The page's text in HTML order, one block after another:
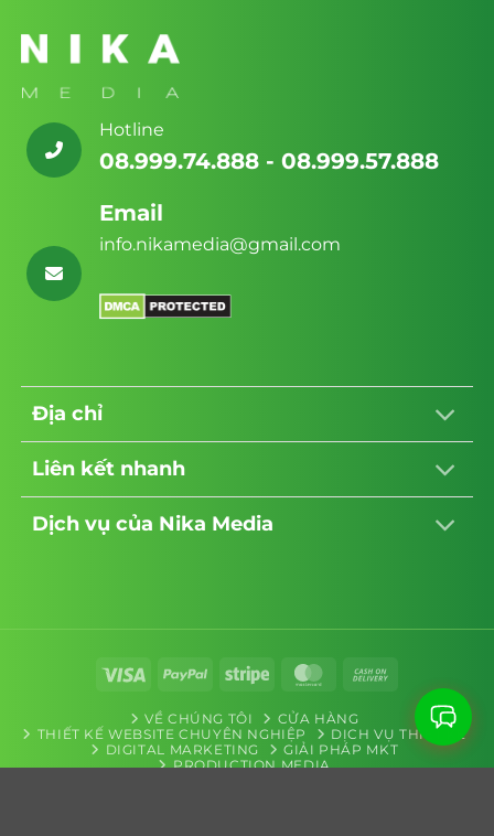
Hotline
08.999.74.888 - 08.999.57.888
Email
info.nikamedia@gmail.com
Địa chỉ
Liên kết nhanh
Dịch vụ của Nika Media
Visa PayPal Stripe MasterCard
Delivery
VỀ CHÚNG TÔI
CỬA HÀNG
THIẾT KẾ WEBSITE CHUYÊN NGHIỆP
DỊCH VỤ THIẾT KẾ
DIGITAL MARKETING
GIẢI PHÁP MKT
PRODUCTION MEDIA